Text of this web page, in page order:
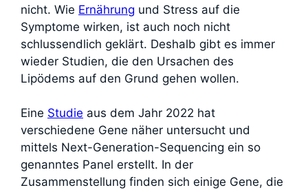
nicht. Wie Ernährung und Stress auf die
Symptome wirken, ist auch noch nicht
schlussendlich geklärt. Deshalb gibt es immer
wieder Studien, die den Ursachen des
Lipödems auf den Grund gehen wollen.
Eine Studie aus dem Jahr 2022 hat
verschiedene Gene näher untersucht und
mittels Next-Generation-Sequencing ein so
genanntes Panel erstellt. In der
Zusammenstellung finden sich einige Gene, die